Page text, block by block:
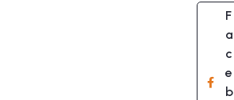
F
a
c
e
b